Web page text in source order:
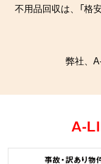
不用品回収は、「格
弊社、
A-